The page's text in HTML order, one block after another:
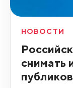
НОВОСТИ
снимать